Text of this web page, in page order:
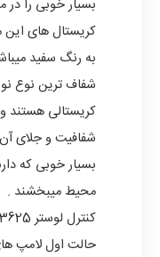
بسیار خوبی را در
کریستال های
به رنگ سفید
شفاف ترین نوع
کریستالی هستند
شفافیت و جلای
بسیار خوبی که
محیط میبخشند .
حالت اول لامپ